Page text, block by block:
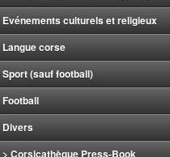
Evénements culturels et religieux
Langue corse
Sport (sauf football)
Football
Divers
> Corsicathèque Press-Book